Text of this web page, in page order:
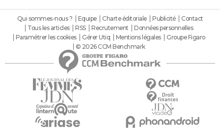
Qui sommes-nous ? Equipe Charte éditoriale Publicité
Contact
Tous les articles
RSS Recrutement
Données personnelles
Paramétrer les cookies
Gérer Utiq Mentions légales
Groupe Figaro
© 2026 CCM Benchmark